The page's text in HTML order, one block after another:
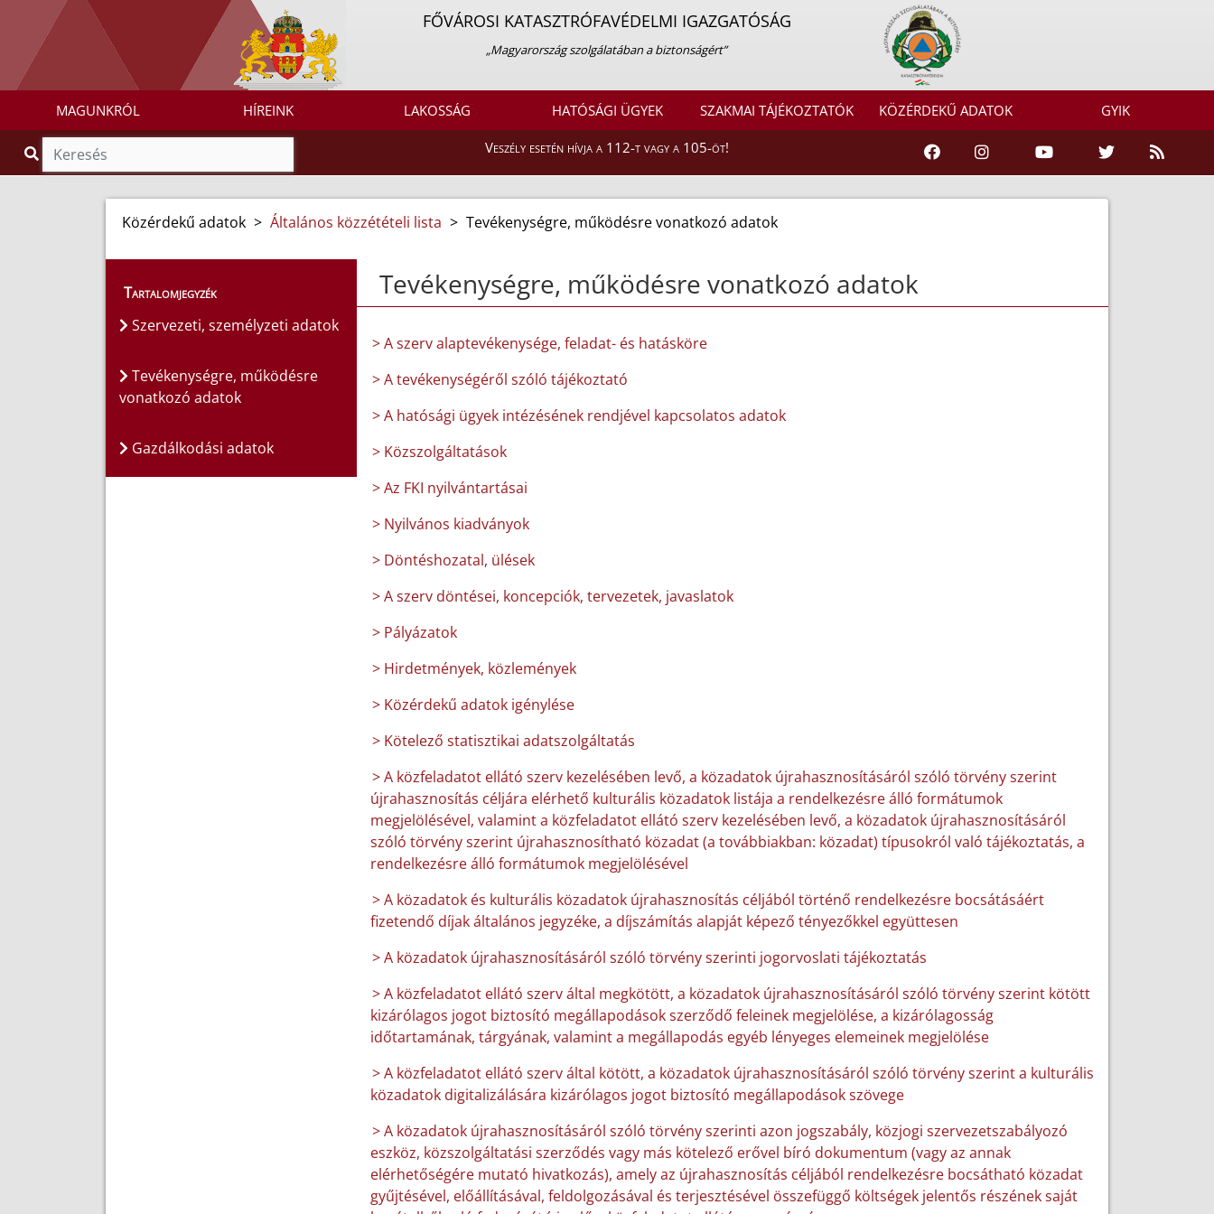
FŐVÁROSI KATASZTRÓFAVÉDELMI IGAZGATÓSÁG
„Magyarország szolgálatában a biztonságért”
MAGUNKRÓL HÍREINK LAKOSSÁG HATÓSÁGI ÜGYEK SZAKMAI TÁJÉKOZTATÓK KÖZÉRDEKŰ ADATOK GYIK
Veszély esetén hívja a 112-t vagy a 105-öt!
Közérdekű adatok > Általános közzétételi lista > Tevékenységre, működésre vonatkozó adatok
Tartalomjegyzék
Szervezeti, személyzeti adatok
Tevékenységre, működésre
vonatkozó adatok
Gazdálkodási adatok
Tevékenységre, működésre vonatkozó adatok
> A szerv alaptevékenysége, feladat- és hatásköre
> A tevékenységéről szóló tájékoztató
> A hatósági ügyek intézésének rendjével kapcsolatos adatok
> Közszolgáltatások
> Az FKI nyilvántartásai
> Nyilvános kiadványok
> Döntéshozatal, ülések
> A szerv döntései, koncepciók, tervezetek, javaslatok
> Pályázatok
> Hirdetmények, közlemények
> Közérdekű adatok igénylése
> Kötelező statisztikai adatszolgáltatás
> A közfeladatot ellátó szerv kezelésében levő, a közadatok újrahasznosításáról szóló törvény szerint
újrahasznosítás céljára elérhető kulturális közadatok listája a rendelkezésre álló formátumok
megjelölésével, valamint a közfeladatot ellátó szerv kezelésében levő, a közadatok újrahasznosításáról
szóló törvény szerint újrahasznosítható közadat (a továbbiakban: közadat) típusokról való tájékoztatás, a
rendelkezésre álló formátumok megjelölésével
> A közadatok és kulturális közadatok újrahasznosítás céljából történő rendelkezésre bocsátásáért
fizetendő díjak általános jegyzéke, a díjszámítás alapját képező tényezőkkel együttesen
> A közadatok újrahasznosításáról szóló törvény szerinti jogorvoslati tájékoztatás
> A közfeladatot ellátó szerv által megkötött, a közadatok újrahasznosításáról szóló törvény szerint kötött
kizárólagos jogot biztosító megállapodások szerződő feleinek megjelölése, a kizárólagosság
időtartamának, tárgyának, valamint a megállapodás egyéb lényeges elemeinek megjelölése
> A közfeladatot ellátó szerv által kötött, a közadatok újrahasznosításáról szóló törvény szerint a kulturális
közadatok digitalizálására kizárólagos jogot biztosító megállapodások szövege
> A közadatok újrahasznosításáról szóló törvény szerinti azon jogszabály, közjogi szervezetszabályozó
eszköz, közszolgáltatási szerződés vagy más kötelező erővel bíró dokumentum (vagy az annak
elérhetőségére mutató hivatkozás), amely az újrahasznosítás céljából rendelkezésre bocsátható közadat
gyűjtésével, előállításával, feldolgozásával és terjesztésével összefüggő költségek jelentős részének saját